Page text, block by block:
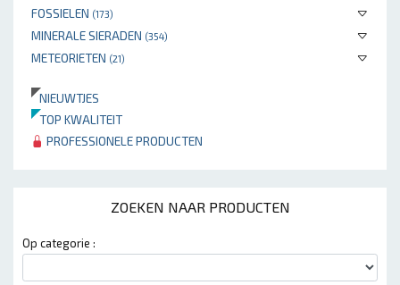
FOSSIELEN (173)
MINERALE SIERADEN (354)
METEORIETEN (21)
NIEUWTJES
TOP KWALITEIT
PROFESSIONELE PRODUCTEN
ZOEKEN NAAR PRODUCTEN
Op categorie :